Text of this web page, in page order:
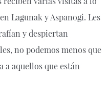
Lagunak y Aspanogi. Les
y despiertan
no podemos menos que
aquellos que están